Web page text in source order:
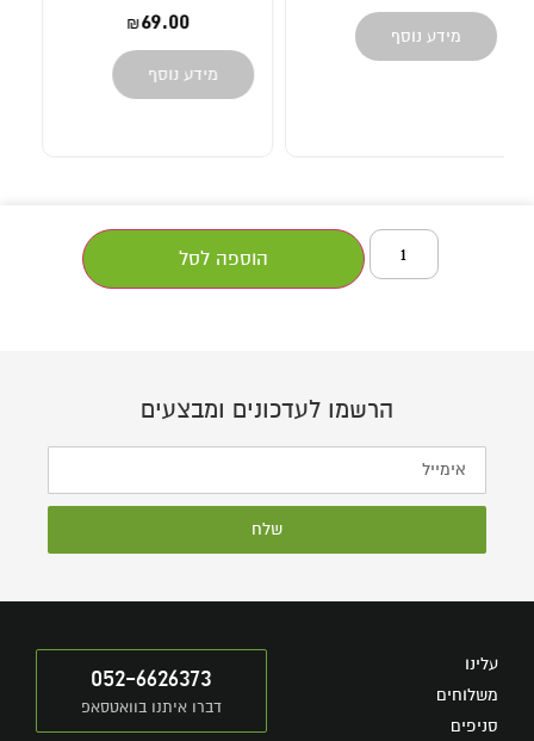
69.00
הוספה לסל
הרשמו לעדכונים ומבצעים
שלח
עלינו
משלוחים
סניפים
052-6626373
דברו איתנו בוואטסאפ